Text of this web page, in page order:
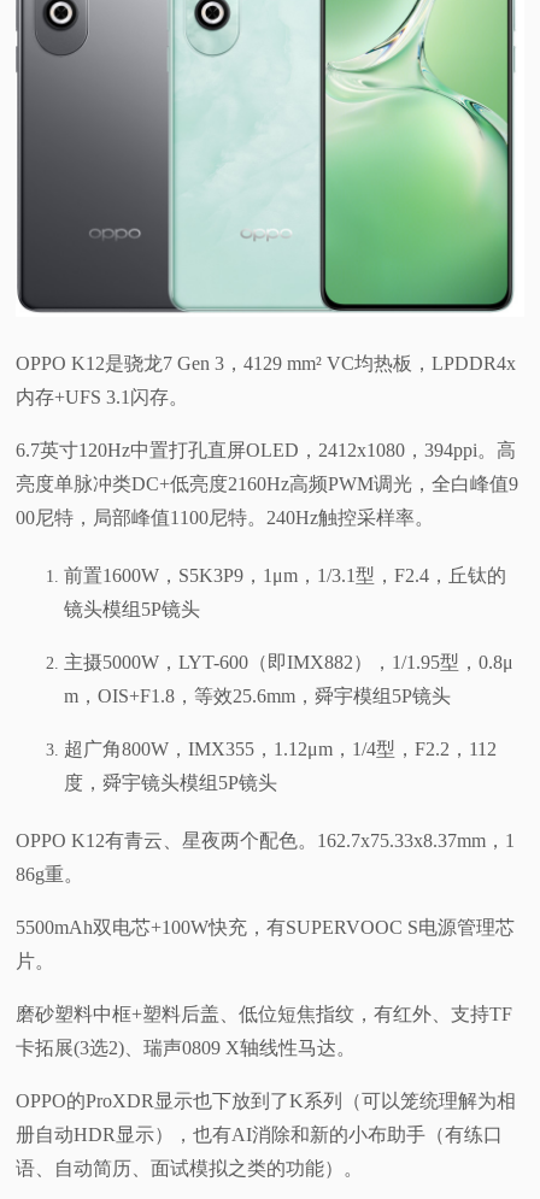
OPPO K12是骁龙7 Gen 3，4129 mm² VC均热板，LPDDR4x
内存+UFS 3.1闪存。
6.7英寸120Hz中置打孔直屏OLED，2412x1080，394ppi。高
亮度单脉冲类DC+低亮度2160Hz高频PWM调光，全白峰值9
00尼特，局部峰值1100尼特。240Hz触控采样率。
前置1600W，S5K3P9，1μm，1/3.1型，F2.4，丘钛的
镜头模组5P镜头
主摄5000W，LYT-600（即IMX882），1/1.95型，0.8μ
m，OIS+F1.8，等效25.6mm，舜宇模组5P镜头
超广角800W，IMX355，1.12μm，1/4型，F2.2，112
度，舜宇镜头模组5P镜头
OPPO K12有青云、星夜两个配色。162.7x75.33x8.37mm，1
86g重。
5500mAh双电芯+100W快充，有SUPERVOOC S电源管理芯
片。
磨砂塑料中框+塑料后盖、低位短焦指纹，有红外、支持TF
卡拓展(3选2)、瑞声0809 X轴线性马达。
OPPO的ProXDR显示也下放到了K系列（可以笼统理解为相
册自动HDR显示），也有AI消除和新的小布助手（有练口
语、自动简历、面试模拟之类的功能）。